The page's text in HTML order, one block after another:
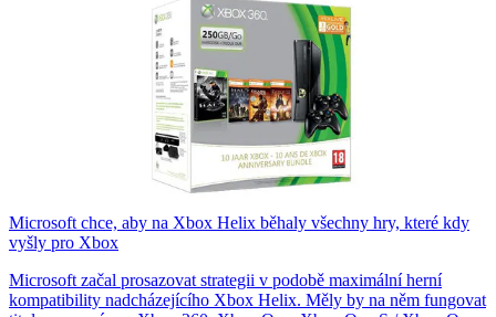
Microsoft chce, aby na Xbox Helix běhaly všechny hry, které kdy
vyšly pro Xbox
Microsoft začal prosazovat strategii v podobě maximální herní
kompatibility nadcházejícího Xbox Helix. Měly by na něm fungovat